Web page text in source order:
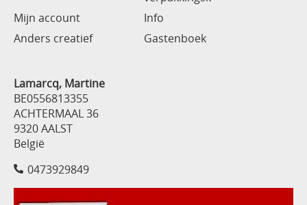
Mijn account
Info
Anders creatief
Gastenboek
Lamarcq, Martine
BE0556813355
ACHTERMAAL 36
9320 AALST
België
0473929849